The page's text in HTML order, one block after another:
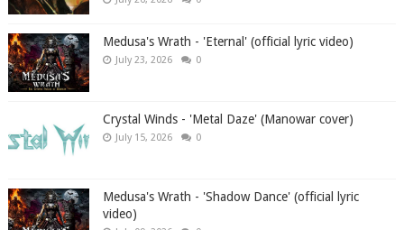
Medusa's Wrath - 'Eternal' (official lyric video)
July 23, 2026 0
Crystal Winds - 'Metal Daze' (Manowar cover)
July 15, 2026 0
Medusa's Wrath - 'Shadow Dance' (official lyric
video)